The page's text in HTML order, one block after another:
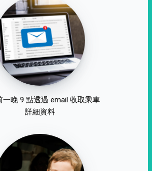
一晚 9 點透過 email 收取乘車
詳細資料